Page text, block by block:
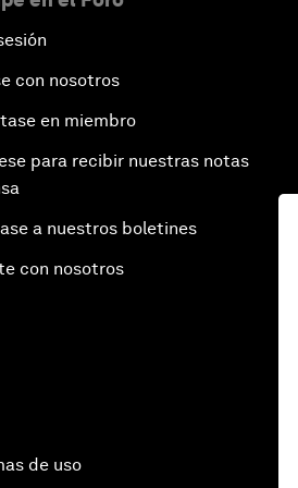
con nosotros
en miembro
para recibir nuestras notas
a nuestros boletines
con nosotros
de uso